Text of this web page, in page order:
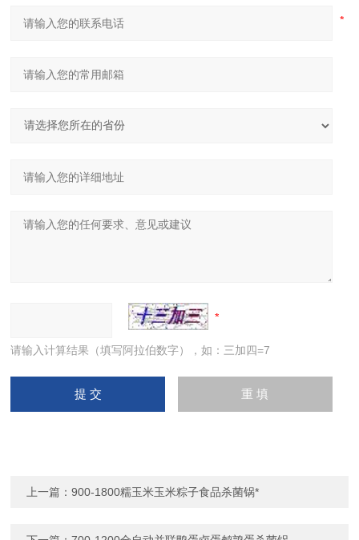
请输入计算结果（填写阿拉伯数字），如：三加四=7
上一篇：900-1800糯玉米玉米粽子食品杀菌锅*